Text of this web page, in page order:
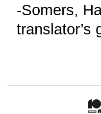
-Somers,
translator’s